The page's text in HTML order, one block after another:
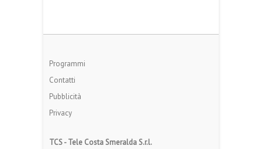
Programmi
Contatti
Pubblicità
Privacy
TCS - Tele Costa Smeralda S.r.l.